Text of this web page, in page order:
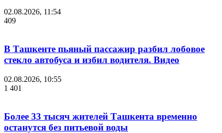
02.08.2026, 11:54
409
В Ташкенте пьяный пассажир разбил лобовое
стекло автобуса и избил водителя. Видео
02.08.2026, 10:55
1 401
Более 33 тысяч жителей Ташкента временно
останутся без питьевой воды